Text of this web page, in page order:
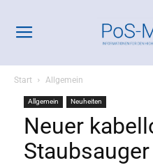
Start Allgemein
Allgemein Neuheiten
Neuer